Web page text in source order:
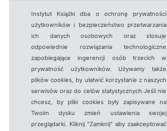
Instytut Książki dba o ochronę prywatności
użytkowników i bezpieczeństwo przetwarzania
ich danych osobowych oraz stosuje
odpowiednie rozwiązania technologiczne
zapobiegające ingerencji osób trzecich w
prywatność użytkowników. Używamy także
plików cookies, by ułatwić korzystanie z naszych
serwisów oraz do celów statystycznych.Jeśli nie
chcesz, by pliki cookies były zapisywane na
Twoim dysku zmień ustawienia swojej
przeglądarki. Kliknij "Zamknij" aby zaakceptować